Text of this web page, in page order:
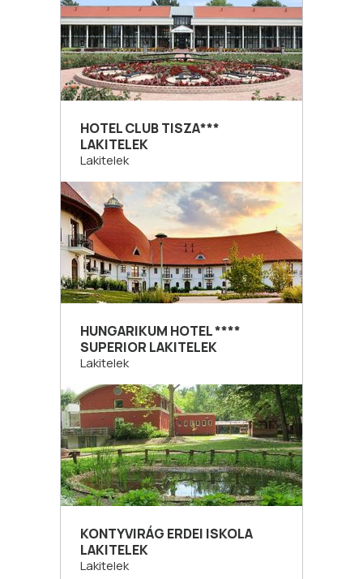
HOTEL CLUB TISZA***
LAKITELEK
Lakitelek
HUNGARIKUM HOTEL ****
SUPERIOR LAKITELEK
Lakitelek
KONTYVIRÁG ERDEI ISKOLA
LAKITELEK
Lakitelek